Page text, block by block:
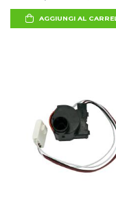
AGGIUNGI AL